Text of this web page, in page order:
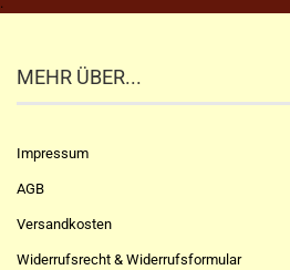
MEHR ÜBER...
Impressum
AGB
Versandkosten
Widerrufsrecht & Widerrufsformular